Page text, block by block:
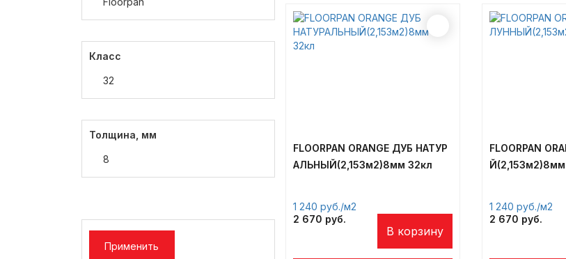
Сантехнические Люки
Класс
32
Толщина, мм
8
Применить
FLOORPAN ORANGE ДУБ НАТУР
АЛЬНЫЙ(2,153м2)8мм 32кл
2 670
1 240 /м2
В корзину
FLOORPAN
Й(2,153м2)8мм
2 670
1 240 /м2